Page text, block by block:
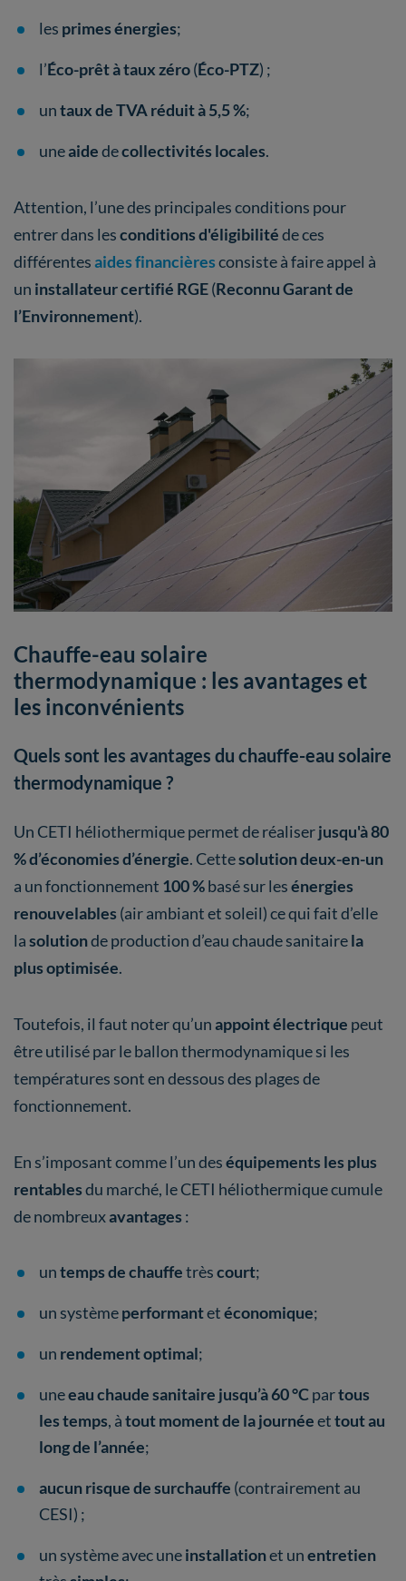
les primes énergies;
l’Éco-prêt à taux zéro(Éco-PTZ) ;
untaux de TVA réduit à 5,5 %;
uneaidedecollectivités locales.
Attention, l’une des principales conditions pour
entrer dans lesconditions d'éligibilitéde ces
différentesaides financièresconsiste à faire appel à
un installateur certifié RGE(Reconnu Garant de
l’Environnement).
Chauffe-eau solaire
thermodynamique : les avantages et
les inconvénients
Quels sont les avantages du chauffe-eau solaire
thermodynamique ?
Un CETI héliothermique permet de réaliserjusqu'à 80
% d’économies d’énergie. Cettesolution deux-en-un
a un fonctionnement 100 %basé sur lesénergies
renouvelables (air ambiant et soleil) ce qui fait d’elle
lasolutionde production d’eau chaude sanitairela
plus optimisée.
Toutefois, il faut noter qu’unappoint électrique peut
être utilisé par le ballon thermodynamique si les
températures sont en dessous des plages de
fonctionnement.
En s’imposant comme l’un deséquipements les plus
rentablesdu marché, le CETI héliothermique cumule
de nombreuxavantages :
untemps de chauffetrèscourt;
un systèmeperformantetéconomique;
un rendement optimal;
uneeau chaude sanitaire jusqu’à 60 °Cpartous
les temps, àtout moment de la journéeettout au
long de l’année;
aucun risque de surchauffe (contrairement au
CESI) ;
un système avec uneinstallationet unentretien